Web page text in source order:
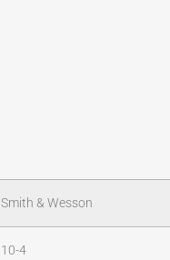
Smith & Wesson
10-4